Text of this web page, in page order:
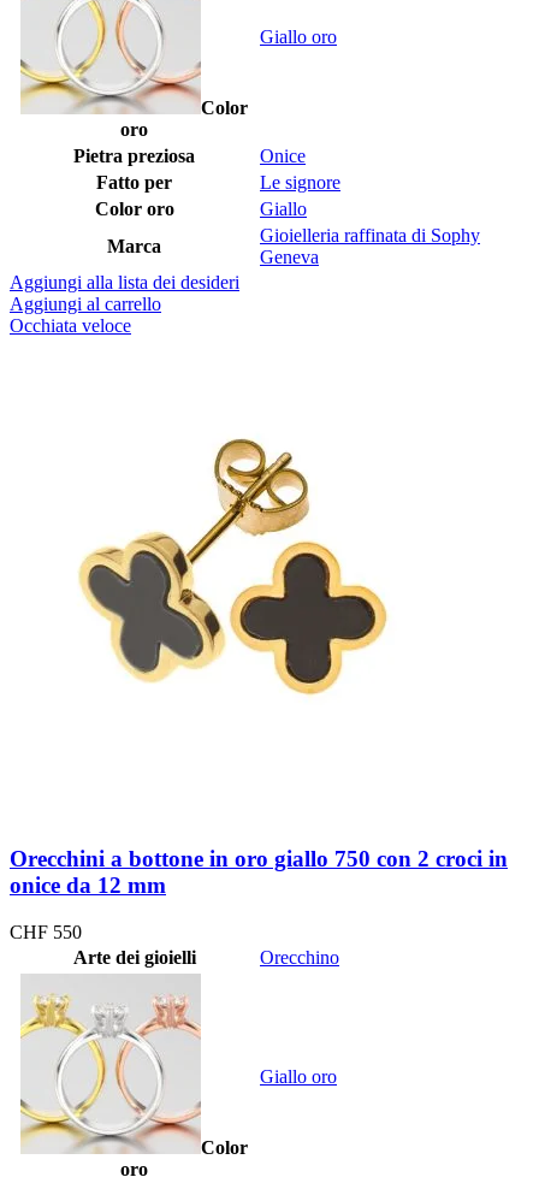
Color
oro
Giallo oro
Pietra preziosa
Onice
Fatto per
Le signore
Color oro
Giallo
Marca
Gioielleria raffinata di Sophy
Geneva
Aggiungi alla lista dei desideri
Aggiungi al carrello
Occhiata veloce
Orecchini a bottone in oro giallo 750 con 2 croci in
onice da 12 mm
CHF 550
Arte dei gioielli
Orecchino
Color
oro
Giallo oro